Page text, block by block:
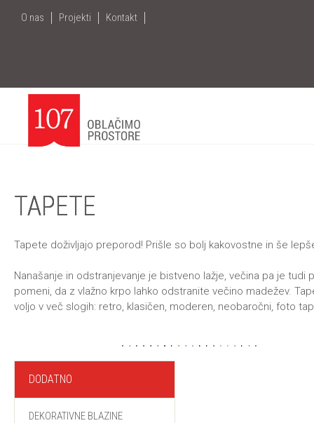
+386
O nas Projekti Kontakt
DODATNO
DEKORATIVNE BLAZINE
TAPETE
Tapete doživljajo preporod! Prišle so bolj kakovostne in še
Nanašanje in odstranjevanje je bistveno lažje, večina pa je tudi
pomeni, da z vlažno krpo lahko odstranite večino madežev.
voljo v več slogih: retro, klasičen, moderen, neobaročni, foto